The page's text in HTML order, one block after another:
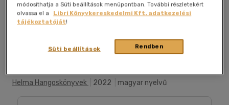
Belehallgatok Kívánságlistához adom
Helma Hangoskönyvek 2022 magyar nyelvű
módosíthatja a Süti beállítások menüpontban. További részletekért
olvassa el a
Libri Könyvkereskedelmi Kft. adatkezelési
tájékoztatóját!
Rendben
Süti beállítások